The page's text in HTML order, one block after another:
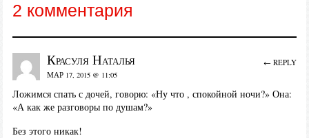
2 комментария
Красуля Наталья
МАР 17, 2015 @ 11:05
Ложимся спать с дочей, говорю: «Ну что , спокойной ночи?» Она:
«А как же разговоры по душам?»
Без этого никак!
← REPLY